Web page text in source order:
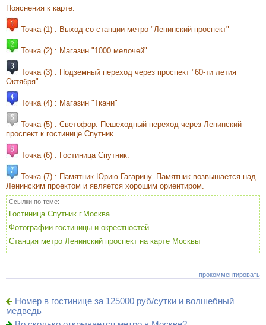
Пояснения к карте:
Точка (1) : Выход со станции метро "Ленинский проспект"
Точка (2) : Магазин "1000 мелочей"
Точка (3) : Подземный переход через проспект "60-ти летия
Октября"
Точка (4) : Магазин "Ткани"
Точка (5) : Светофор. Пешеходный переход через Ленинский
проспект к гостинице Спутник.
Точка (6) : Гостиница Спутник.
Точка (7) : Памятник Юрию Гагарину. Памятник возвышается над
Ленинским проектом и является хорошим ориентиром.
Ссылки по теме:
Гостиница Спутник г.Москва
Фотографии гостиницы и окрестностей
Станция метро Ленинский проспект на карте Москвы
прокомментировать
Номер в гостинице за 125000 руб/сутки и волшебный
медведь